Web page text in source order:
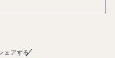
ェアする